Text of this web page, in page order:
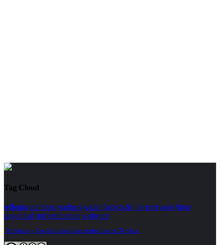
Tag Cloud
telfonia computo gadgets audio fotografia internet apps blog
seguridad infraestructura software
Términos y Condiciones para participar en Trivias.